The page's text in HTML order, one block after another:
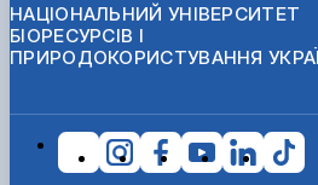
НАЦІОНАЛЬНИЙ УНІВЕРСИТЕТ
БІОРЕСУРСІВ І
ПРИРОДОКОРИСТУВАННЯ